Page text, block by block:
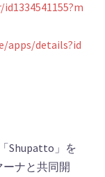
apps/details?id
Shupatto」を
ナと共同開